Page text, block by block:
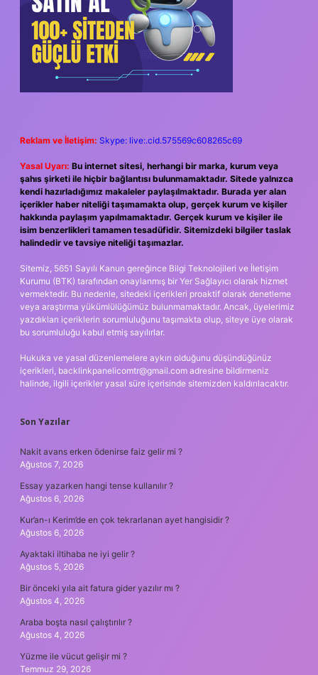
Reklam ve İletişim: Skype: live:.cid.575569c608265c69
Yasal Uyarı: Bu internet sitesi, herhangi bir marka, kurum veya
şahıs şirketi ile hiçbir bağlantısı bulunmamaktadır. Sitede yalnızca
kendi hazırladığımız makaleler paylaşılmaktadır. Burada yer alan
içerikler haber niteliği taşımamakta olup, gerçek kurum ve kişiler
hakkında paylaşım yapılmamaktadır. Gerçek kurum ve kişiler ile
isim benzerlikleri tamamen tesadüfidir. Sitemizdeki bilgiler taslak
halindedir ve tavsiye niteliği taşımazlar.
Sitemiz, 5651 Sayılı Kanun gereğince Bilgi Teknolojileri ve İletişim
Kurumu (BTK) tarafından onaylanmış bir Yer Sağlayıcı olarak hizmet
vermektedir. Bu nedenle, sitedeki içerikleri proaktif olarak denetleme
veya araştırma yükümlülüğümüz bulunmamaktadır. Ancak, üyelerimiz
yazdıkları içeriklerin sorumluluğunu taşımakta olup, siteye üye olarak
bu sorumluluğu kabul etmiş sayılırlar.
Hukuka ve yasal düzenlemelere aykırı olduğunu düşündüğünüz
içerikleri, backlinkpanelicomtr@gmail.com adresine bildirmeniz
halinde, ilgili içerikler yasal süre içerisinde sitemizden kaldırılacaktır.
Son Yazılar
Nakit avans erken ödenirse faiz gelir mi ?
Ağustos 7, 2026
Essay yazarken hangi tense kullanılır ?
Ağustos 6, 2026
Kur’an-ı Kerim’de en çok tekrarlanan ayet hangisidir ?
Ağustos 6, 2026
Ayaktaki iltihaba ne iyi gelir ?
Ağustos 5, 2026
Bir önceki yıla ait fatura gider yazılır mı ?
Ağustos 4, 2026
Araba boşta nasıl çalıştırılır ?
Ağustos 4, 2026
Yüzme ile vücut gelişir mi ?
Temmuz 29, 2026